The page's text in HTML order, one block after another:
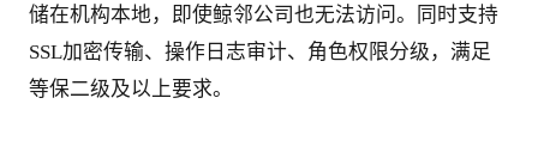
储在机构本地，即使鲸邻公司也无法访问。同时支持
SSL加密传输、操作日志审计、角色权限分级，满足
等保二级及以上要求。